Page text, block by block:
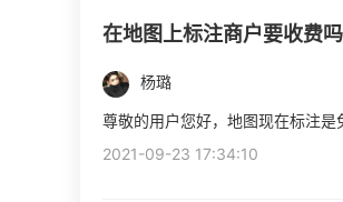
在地图上标注商户要收费吗
杨璐
尊敬的用户您好，地图现在标注是
2021-09-23 17:34:10